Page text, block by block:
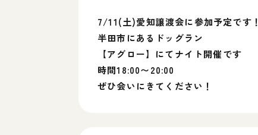
7/11(土)愛知譲渡会に参加予定です！
半田市にあるドッグラン
【アグロー】にてナイト開催です
時間18:00〜20:00
ぜひ会いにきてください！